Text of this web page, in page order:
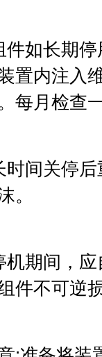
件如长期
置内注入
每月检查
时间关停
。
机期间，
件不可逆